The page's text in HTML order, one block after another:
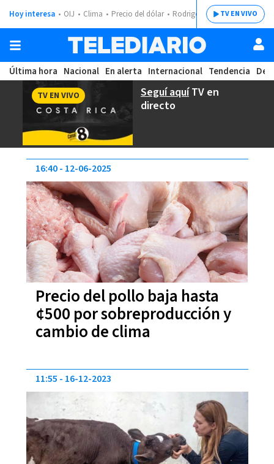
Hoy interesa OIJ Clima Precio del dólar Rodrigo ChavesTV EN VIVO
Última hora Nacional En alerta Internacional Tendencia
Seguí aquíTV en
directo
TV EN VIVO
Precio del pollo baja hasta
¢500 por sobreproducción y
cambio de clima
16:40 12-06-2025
11:55 16-12-2023